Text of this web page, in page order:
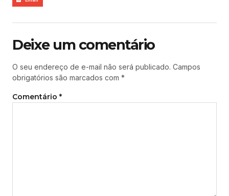
Deixe um comentário
O seu endereço de e-mail não será publicado. Campos
obrigatórios são marcados com *
Comentário *